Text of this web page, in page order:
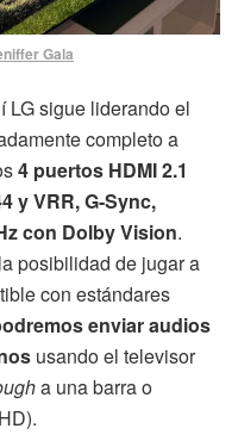
Gala
LG sigue liderando el
completo a
4 puertos HDMI 2.1
y VRR, G-Sync,
con Dolby Vision.
posibilidad de jugar a
con estándares
enviar audios
usando el televisor
a una barra o